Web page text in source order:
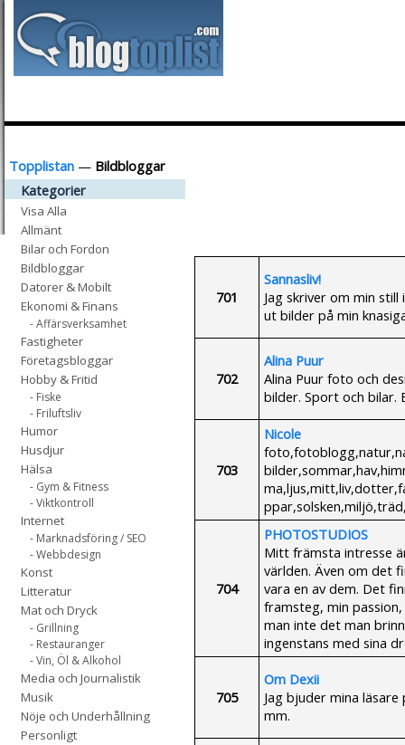
Topplistan — Bildbloggar
Kategorier
Visa Alla
Allmänt
Bilar och Fordon
Bildbloggar
Datorer & Mobilt
Ekonomi & Finans
- Affärsverksamhet
Fastigheter
Företagsbloggar
Hobby & Fritid
- Fiske
- Friluftsliv
Humor
Husdjur
Hälsa
- Gym & Fitness
- Viktkontroll
Internet
- Marknadsföring / SEO
- Webbdesign
Konst
Litteratur
Mat och Dryck
- Grillning
- Restauranger
- Vin, Öl & Alkohol
Media och Journalistik
Musik
Nöje och Underhållning
Personligt
701
Sannasliv!
Jag skriver om min
ut bilder på min
702
Alina Puur
Alina Puur foto och
bilder. Sport och bilar.
703
Nicole
704
PHOTOSTUDIOS
Mitt främsta intresse
världen. Även om det
vara en av dem. Det
framsteg, min
man inte det man
ingenstans med sina
705
Om Dexii
Jag bjuder mina
mm.